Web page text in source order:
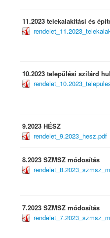
11.2023 telekalakítási és
10.2023 települési szilárd
9.2023 HÉSZ
rendelet_9.2023_hesz.pdf
8.2023 SZMSZ módosítás
7.2023 SZMSZ módosítás